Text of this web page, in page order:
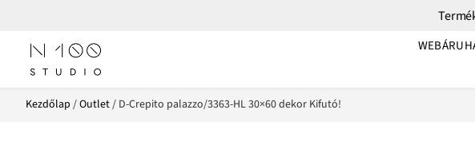
Kezdőlap /Outlet/ D-Crepito palazzo/3363-HL 30×60 dekor Kifutó!